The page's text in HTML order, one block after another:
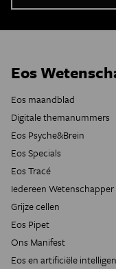
Eos
Eos maandblad
Digitale themanummers
Eos Psyche&Brein
Eos Specials
Eos Tracé
Iedereen Wetenschapper
Grijze cellen
Eos Pipet
Ons Manifest
Eos en artificiële